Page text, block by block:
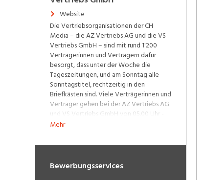
Website
Die Vertriebsorganisationen der CH
Media – die AZ Vertriebs AG und die VS
Vertriebs GmbH – sind mit rund 1'200
Verträgerinnen und Verträgern dafür
besorgt, dass unter der Woche die
Tageszeitungen, und am Sonntag alle
Sonntagstitel, rechtzeitig in den
Briefkästen sind. Viele Verträgerinnen und
Verträger gehen bei der AZ Vertriebs AG
und VS Vertriebs GmbH von 05.00 Uhr -
06.30 Uhr einem Nebenerwerb mit 10-
Mehr
Bewerbungsservices